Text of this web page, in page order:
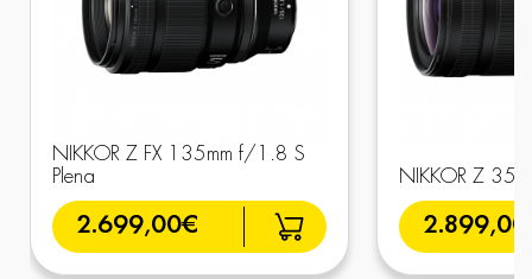
NIKKOR Z FX 135mm f/1.8 S
Plena
2.699,00€
NIKKOR Z